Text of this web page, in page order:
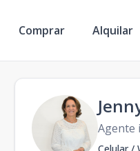
Comprar Alquilar
Agente